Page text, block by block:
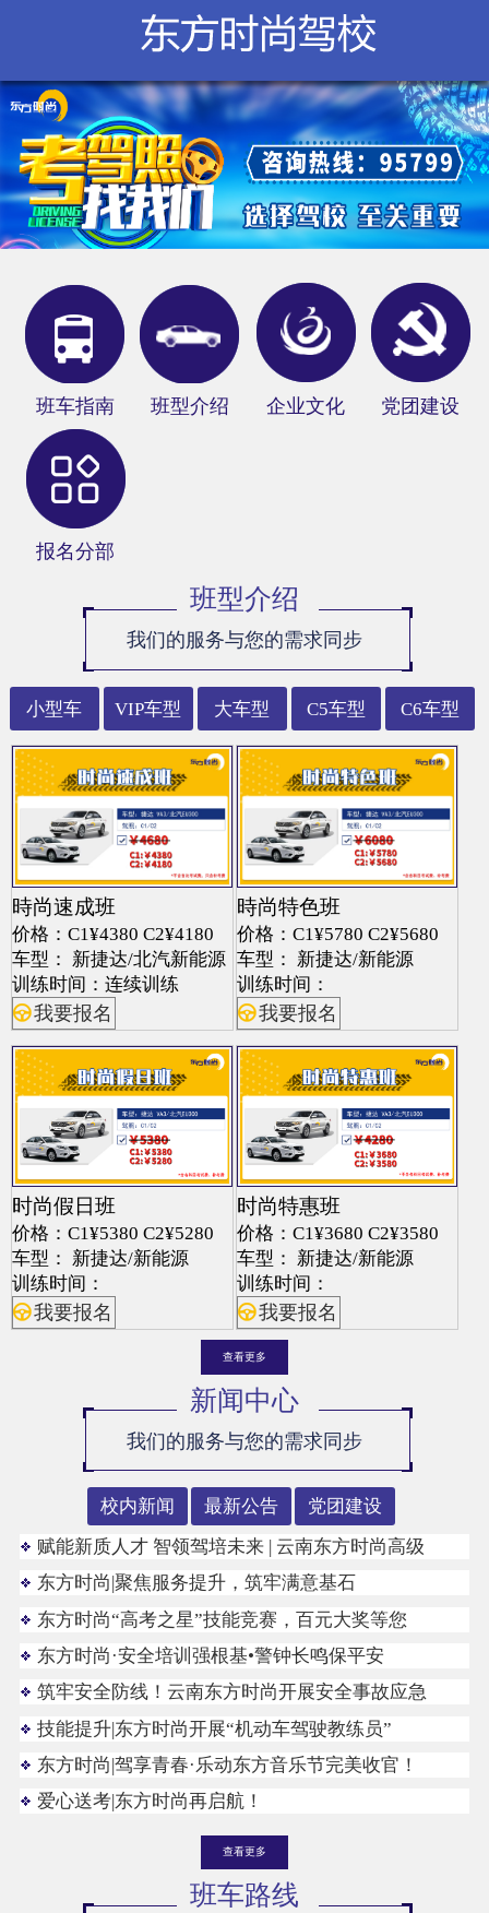
学校概况
新闻中心
服务指南
在线报名
网上教学
分部信息
俱乐部
班车指南 班型介绍 企业文化 党团建设
报名分部
班型介绍
我们的服务与您的需求同步
小型车 VIP车型 大车型 C5车型 C6车型
時尚速成班
价格：C1¥4380 C2¥4180
车型： 新捷达/北汽新能源
训练时间：连续训练
我要报名
時尚特色班
价格：C1¥5780 C2¥5680
车型： 新捷达/新能源
训练时间：
我要报名
时尚假日班
价格：C1¥5380 C2¥5280
车型： 新捷达/新能源
训练时间：
我要报名
时尚特惠班
价格：C1¥3680 C2¥3580
车型： 新捷达/新能源
训练时间：
我要报名
查看更多
新闻中心
我们的服务与您的需求同步
校内新闻 最新公告
党团建设
赋能新质人才 智领驾培未来 | 云南东方时尚高级
东方时尚|聚焦服务提升，筑牢满意基石
东方时尚“高考之星”技能竞赛，百元大奖等您
东方时尚·安全培训强根基•警钟长鸣保平安
筑牢安全防线！云南东方时尚开展安全事故应急
技能提升|东方时尚开展“机动车驾驶教练员”
东方时尚|驾享青春·乐动东方音乐节完美收官！
爱心送考|东方时尚再启航！
查看更多
班车路线